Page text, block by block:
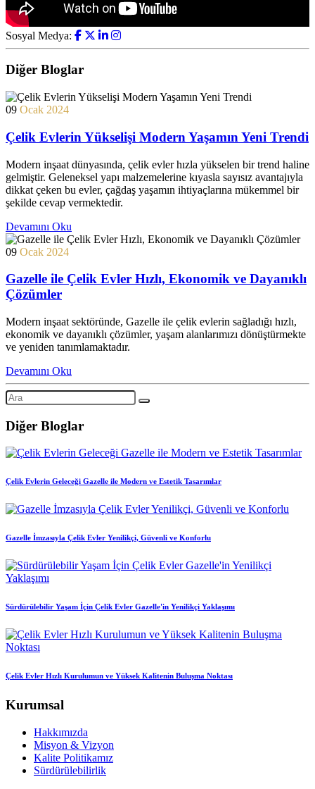
Sosyal Medya:
Diğer Bloglar
09 Ocak 2024
Çelik Evlerin Yükselişi Modern Yaşamın Yeni Trendi
Modern inşaat dünyasında, çelik evler hızla yükselen bir trend haline
gelmiştir. Geleneksel yapı malzemelerine kıyasla sayısız avantajıyla
dikkat çeken bu evler, çağdaş yaşamın ihtiyaçlarına mükemmel bir
şekilde cevap vermektedir.
Devamını Oku
09 Ocak 2024
Gazelle ile Çelik Evler Hızlı, Ekonomik ve Dayanıklı
Çözümler
Modern inşaat sektöründe, Gazelle ile çelik evlerin sağladığı hızlı,
ekonomik ve dayanıklı çözümler, yaşam alanlarımızı dönüştürmekte
ve yeniden tanımlamaktadır.
Devamını Oku
Diğer Bloglar
Çelik Evlerin Geleceği Gazelle ile Modern ve Estetik Tasarımlar
Gazelle İmzasıyla Çelik Evler Yenilikçi, Güvenli ve Konforlu
Sürdürülebilir Yaşam İçin Çelik Evler Gazelle'in Yenilikçi Yaklaşımı
Çelik Evler Hızlı Kurulumun ve Yüksek Kalitenin Buluşma Noktası
Kurumsal
Hakkımızda
Misyon & Vizyon
Kalite Politikamız
Sürdürülebilirlik